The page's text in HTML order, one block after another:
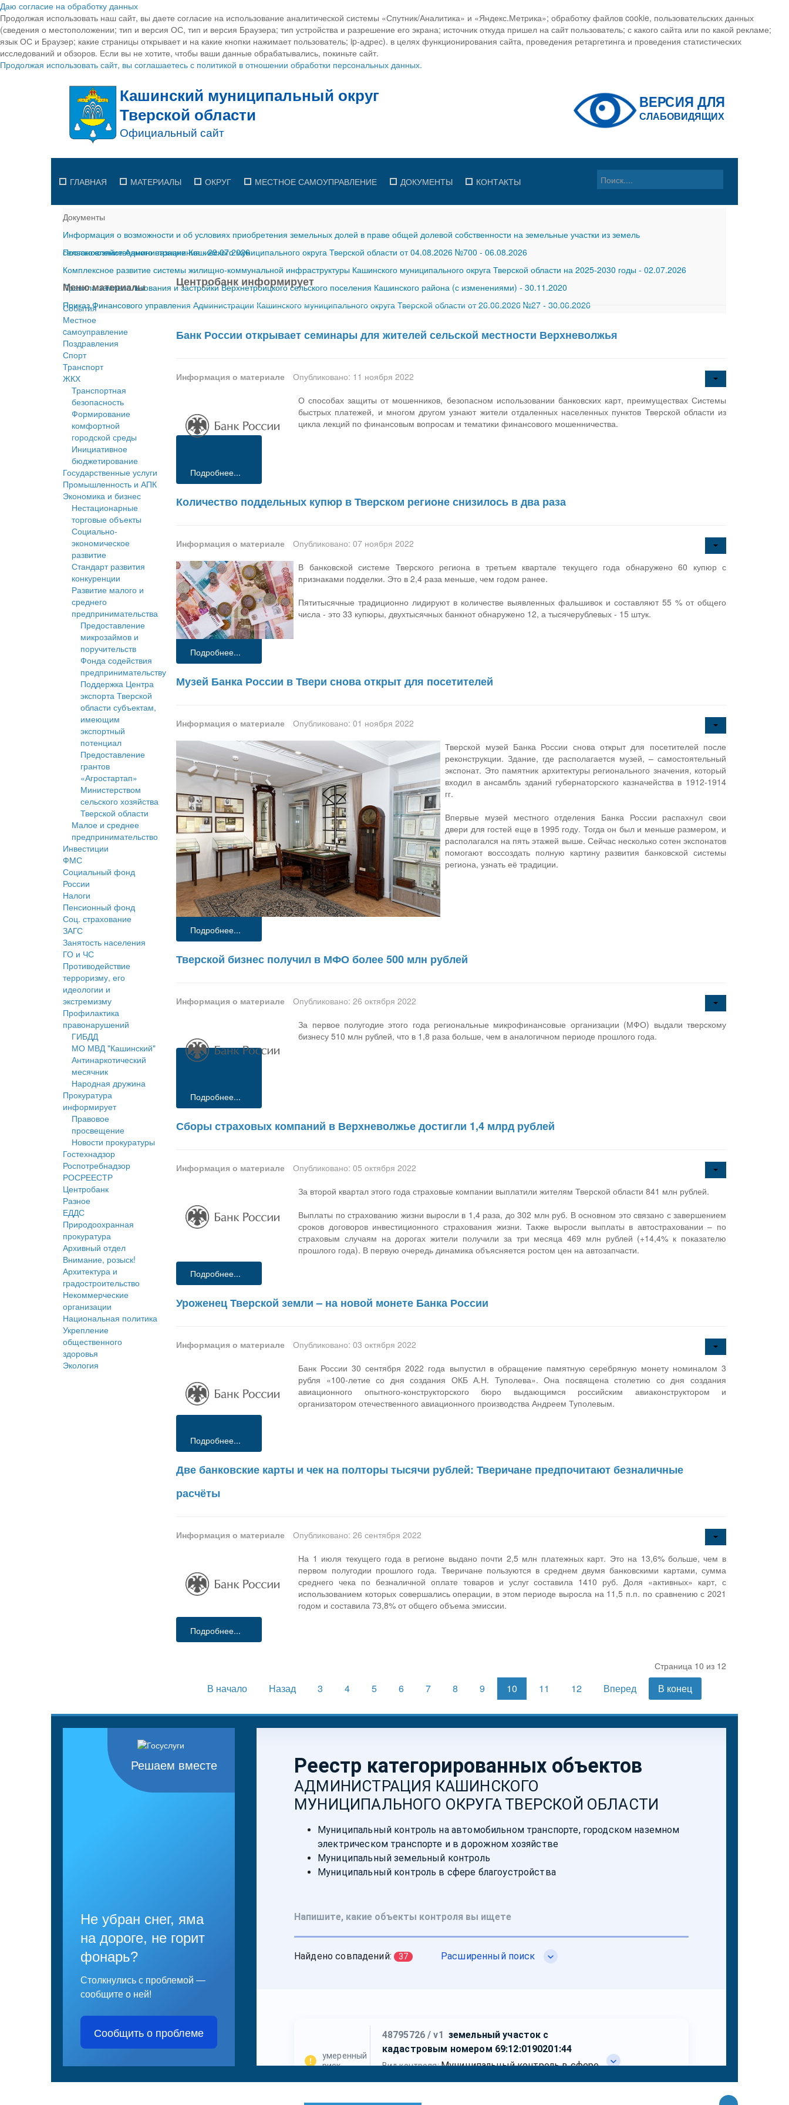
Даю согласие на обработку данных
Продолжая использовать наш сайт, вы даете согласие на использование аналитической системы «Спутник/Аналитика» и «Яндекс.Метрика»; обработку файлов cookie, пользовательских данных
(сведения о местоположении; тип и версия ОС, тип и версия Браузера; тип устройства и разрешение его экрана; источник откуда пришел на сайт пользователь; с какого сайта или по какой рекламе;
язык ОС и Браузер; какие страницы открывает и на какие кнопки нажимает пользователь; ip-адрес). в целях функционирования сайта, проведения ретаргетинга и проведения статистических
исследований и обзоров. Если вы не хотите, чтобы ваши данные обрабатывались, покиньте сайт.
Продолжая использовать сайт, вы соглашаетесь с политикой в отношении обработки персональных данных.
ГЛАВНАЯ МАТЕРИАЛЫ ОКРУГ МЕСТНОЕ САМОУПРАВЛЕНИЕ ДОКУМЕНТЫ КОНТАКТЫ
Документы
Информация о возможности и об условиях приобретения земельных долей в праве общей долевой собственности на земельные участки из земель
сельскохозяйственного назначения-29.07.2026
Постановление Администрации Кашинского муниципального округа Тверской области от 04.08.2026 №700 - 06.08.2026
Комплексное развитие системы жилищно-коммунальной инфраструктуры Кашинского муниципального округа Тверской области на 2025-2030 годы - 02.07.2026
Правила землепользования и застройки Верхнетроицкого сельского поселения Кашинского района (с изменениями) - 30.11.2020
Приказ Финансового управления Администрации Кашинского муниципального округа Тверской области от 26.06.2026 №27 - 30.06.2026
Меню материалы
События
Местное
cамоуправление
Поздравления
Спорт
Транспорт
ЖКХ
Транспортная
безопасность
Формирование
комфортной
городской среды
Инициативное
бюджетирование
Государственные услуги
Промышленность и АПК
Экономика и бизнес
Нестационарные
торговые объекты
Социально-
экономическое
развитие
Стандарт развития
конкуренции
Развитие малого и
среднего
предпринимательства
Предоставление
микрозаймов и
поручительств
Фонда содействия
предпринимательству
Поддержка Центра
экспорта Тверской
области субъектам,
имеющим
экспортный
потенциал
Предоставление
грантов
«Агростартап»
Министерством
сельского хозяйства
Тверской области
Малое и среднее
предпринимательство
Инвестиции
ФМС
Социальный фонд
России
Налоги
Пенсионный фонд
Соц. страхование
ЗАГС
Занятость населения
ГО и ЧС
Противодействие
терроризму, его
идеологии и
экстремизму
Профилактика
правонарушений
ГИБДД
МО МВД "Кашинский"
Антинаркотический
месячник
Народная дружина
Прокуратура
информирует
Правовое
просвещение
Новости прокуратуры
Гостехнадзор
Роспотребнадзор
РОСРЕЕСТР
Центробанк
Разное
ЕДДС
Природоохранная
прокуратура
Архивный отдел
Внимание, розыск!
Архитектура и
градостроительство
Некоммерческие
организации
Национальная политика
Укрепление
общественного
здоровья
Экология
Центробанк информирует
Банк России открывает семинары для жителей сельской местности Верхневолжья
Информация о материале
Опубликовано: 11 ноября 2022
О способах защиты от мошенников, безопасном использовании банковских карт, преимуществах Системы
быстрых платежей, и многом другом узнают жители отдаленных населенных пунктов Тверской области из
цикла лекций по финансовым вопросам и тематики финансового мошенничества.
Подробнее...
Количество поддельных купюр в Тверском регионе снизилось в два раза
Информация о материале
Опубликовано: 07 ноября 2022
В банковской системе Тверского региона в третьем квартале текущего года обнаружено 60 купюр с
признаками подделки. Это в 2,4 раза меньше, чем годом ранее.
Пятитысячные традиционно лидируют в количестве выявленных фальшивок и составляют 55 % от общего
числа - это 33 купюры, двухтысячных банкнот обнаружено 12, а тысячерублевых - 15 штук.
Подробнее...
Музей Банка России в Твери снова открыт для посетителей
Информация о материале
Опубликовано: 01 ноября 2022
Тверской музей Банка России снова открыт для посетителей после
реконструкции. Здание, где располагается музей, – самостоятельный
экспонат. Это памятник архитектуры регионального значения, который
входил в ансамбль зданий губернаторского казначейства в 1912-1914
гг.
Впервые музей местного отделения Банка России распахнул свои
двери для гостей еще в 1995 году. Тогда он был и меньше размером, и
располагался на пять этажей выше. Сейчас несколько сотен экспонатов
помогают воссоздать полную картину развития банковской системы
региона, узнать её традиции.
Подробнее...
Тверской бизнес получил в МФО более 500 млн рублей
Информация о материале
Опубликовано: 26 октября 2022
За первое полугодие этого года региональные микрофинансовые организации (МФО) выдали тверскому
бизнесу 510 млн рублей, что в 1,8 раза больше, чем в аналогичном периоде прошлого года.
Подробнее...
Сборы страховых компаний в Верхневолжье достигли 1,4 млрд рублей
Информация о материале
Опубликовано: 05 октября 2022
За второй квартал этого года страховые компании выплатили жителям Тверской области 841 млн рублей.
Выплаты по страхованию жизни выросли в 1,4 раза, до 302 млн руб. В основном это связано с завершением
сроков договоров инвестиционного страхования жизни. Также выросли выплаты в автостраховании – по
страховым случаям на дорогах жители получили за три месяца 469 млн рублей (+14,4% к показателю
прошлого года). В первую очередь динамика объясняется ростом цен на автозапчасти.
Подробнее...
Уроженец Тверской земли – на новой монете Банка России
Информация о материале
Опубликовано: 03 октября 2022
Банк России 30 сентября 2022 года выпустил в обращение памятную серебряную монету номиналом 3
рубля «100-летие со дня создания ОКБ А.Н. Туполева». Она посвящена столетию со дня создания
авиационного опытного-конструкторского бюро выдающимся российским авиаконструктором и
организатором отечественного авиационного производства Андреем Туполевым.
Подробнее...
Две банковские карты и чек на полторы тысячи рублей: Тверичане предпочитают безналичные
расчёты
Информация о материале
Опубликовано: 26 сентября 2022
На 1 июля текущего года в регионе выдано почти 2,5 млн платежных карт. Это на 13,6% больше, чем в
первом полугодии прошлого года. Тверичане пользуются в среднем двумя банковскими картами, сумма
среднего чека по безналичной оплате товаров и услуг составила 1410 руб. Доля «активных» карт, с
использованием которых совершались операции, в этом периоде выросла на 11,5 п.п. по сравнению с 2021
годом и составила 73,8% от общего объема эмиссии.
Подробнее...
Страница 10 из 12
В начало Назад 3 4 5 6 7 8 9 10 11 12 Вперед В конец
Решаем вместе
Не убран снег, яма
на дороге, не горит
фонарь?
Столкнулись с проблемой —
сообщите о ней!
Сообщить о проблеме